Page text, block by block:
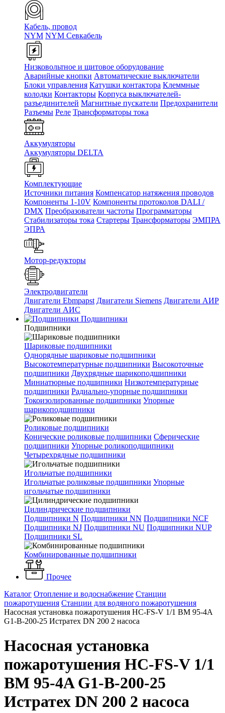
Кабель, провод
NYM NYM Севкабель
Низковольтное и щитовое оборудование
Аварийные кнопки Автоматические выключатели
Блоки управления Катушки контактора Клеммные
колодки Контакторы Корпуса выключателей-
разъединителей Магнитные пускатели Предохранители
Разъемы Реле Трансформаторы тока
Аккумуляторы
Аккумуляторы DELTA
Комплектующие
Источники питания Компенсатор натяжения проводов
Компоненты 1-10V Компоненты протоколов DALI /
DMX Преобразователи частоты Программаторы
Стабилизаторы тока Стартеры Трансформаторы ЭМПРА
ЭПРА
Мотор-редукторы
Электродвигатели
Двигатели Ebmpapst Двигатели Siemens Двигатели АИР
Двигатели АИС
Подшипники
Подшипники
Шариковые подшипники
Однорядные шариковые подшипники
Высокотемпературные подшипники Высокоточные
подшипники Двухрядные шарикоподшипники
Миниатюрные подшипники Низкотемпературные
подшипники Радиально-упорные подшипники
Токоизолированные подшипники Упорные
шарикоподшипники
Роликовые подшипники
Конические роликовые подшипники Сферические
подшипники Упорные роликоподшипники
Четырехрядные подшипники
Игольчатые подшипники
Игольчатые роликовые подшипники Упорные
игольчатые подшипники
Цилиндрические подшипники
Подшипники N Подшипники NN Подшипники NCF
Подшипники NJ Подшипники NU Подшипники NUP
Подшипники SL
Комбинированные подшипники
Прочее
Каталог Отопление и водоснабжение Станции
пожаротушения Станции для водяного пожаротушения
Насосная установка пожаротушения HC-FS-V 1/1 BM 95-4A
G1-B-200-25 Истратех DN 200 2 насоса
Насосная установка
пожаротушения HC-FS-V 1/1
BM 95-4A G1-B-200-25
Истратех DN 200 2 насоса